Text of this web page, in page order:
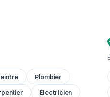
Plombier
Électricien